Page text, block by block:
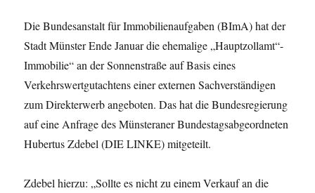
Die Bundesanstalt für Immobilienaufgaben (BImA) hat der
Stadt Münster Ende Januar die ehemalige „Hauptzollamt“-
Immobilie“ an der Sonnenstraße auf Basis eines
Verkehrswertgutachtens einer externen Sachverständigen
zum Direkterwerb angeboten. Das hat die Bundesregierung
auf eine Anfrage des Münsteraner Bundestagsabgeordneten
Hubertus Zdebel (DIE LINKE) mitgeteilt.
Zdebel hierzu: „Sollte es nicht zu einem Verkauf an die